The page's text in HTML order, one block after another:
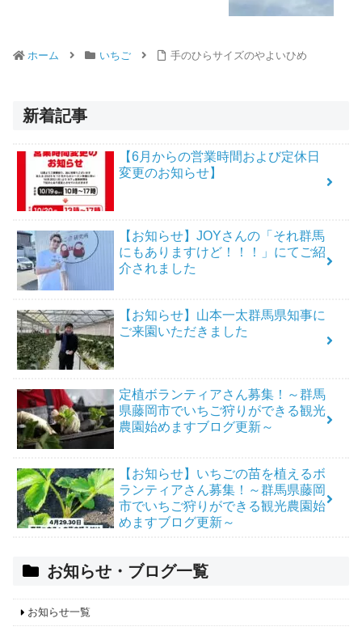
ホーム いちご 手のひらサイズのやよいひめ
新着記事
【6月からの営業時間および定休日
変更のお知らせ】
【お知らせ】JOYさんの「それ群馬
にもありますけど！！！」にてご紹
介されました
【お知らせ】山本一太群馬県知事に
ご来園いただきました
定植ボランティアさん募集！～群馬
県藤岡市でいちご狩りができる観光
農園始めますブログ更新～
【お知らせ】いちごの苗を植えるボ
ランティアさん募集！～群馬県藤岡
市でいちご狩りができる観光農園始
めますブログ更新～
お知らせ・ブログ一覧
お知らせ一覧